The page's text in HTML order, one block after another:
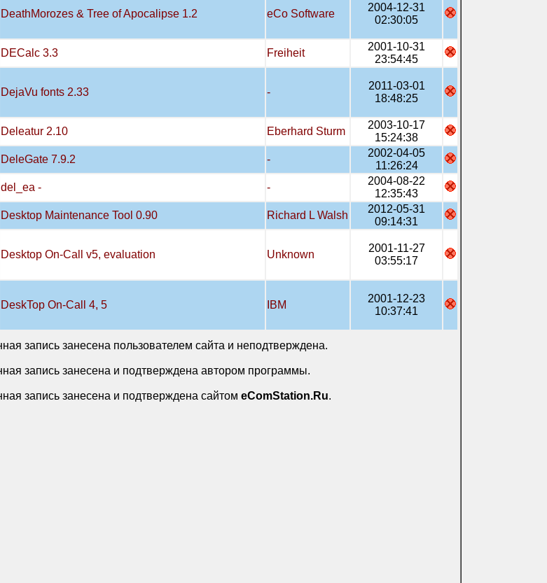
DeathMorozes & Tree of Apocalipse 1.2 eCo Software
2004-12-31
02:30:05
DECalc 3.3 Freiheit
2001-10-31
23:54:45
DejaVu fonts 2.33 -
2011-03-01
18:48:25
Deleatur 2.10 Eberhard Sturm
2003-10-17
15:24:38
DeleGate 7.9.2
-
2002-04-05
11:26:24
del_ea -
-
2004-08-22
12:35:43
Desktop Maintenance Tool 0.90
Richard L Walsh
2012-05-31
09:14:31
Desktop On-Call v5, evaluation Unknown
2001-11-27
03:55:17
DeskTop On-Call 4, 5 IBM
2001-12-23
10:37:41
запись занесена пользователем сайта и неподтверждена.
запись занесена и подтверждена автором программы.
запись занесена и подтверждена сайтом eComStation.Ru.